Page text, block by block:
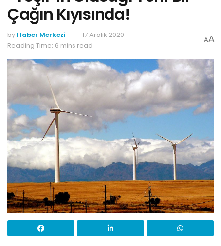
Çağın Kıyısında!
by Haber Merkezi
17 Aralık 2020
Reading Time: 6 mins read
AA